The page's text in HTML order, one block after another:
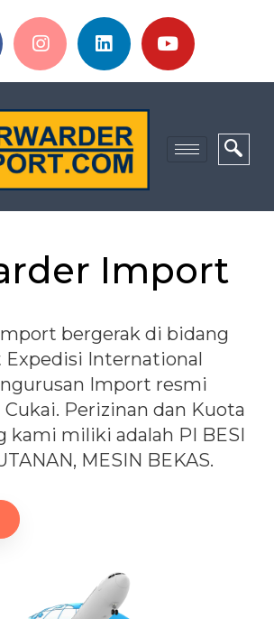
Import
bergerak di bidang
Expedisi International
Import resmi
Cukai. Perizinan dan Kuota
kami miliki adalah PI BESI
MESIN BEKAS.